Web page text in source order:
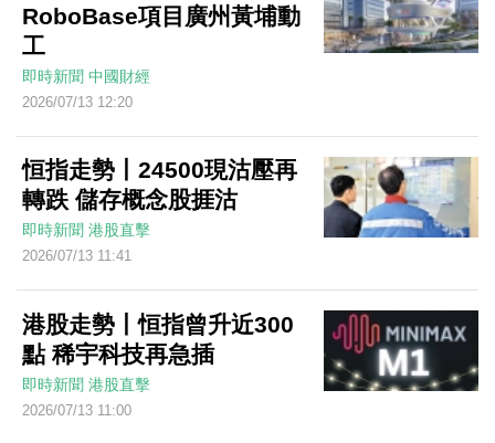
RoboBase項目廣州黃埔動
工
即時新聞 中國財經
2026/07/13 12:20
恒指走勢丨24500現沽壓再
轉跌 儲存概念股捱沽
即時新聞 港股直擊
2026/07/13 11:41
港股走勢丨恒指曾升近300
點 稀宇科技再急插
即時新聞 港股直擊
2026/07/13 11:00